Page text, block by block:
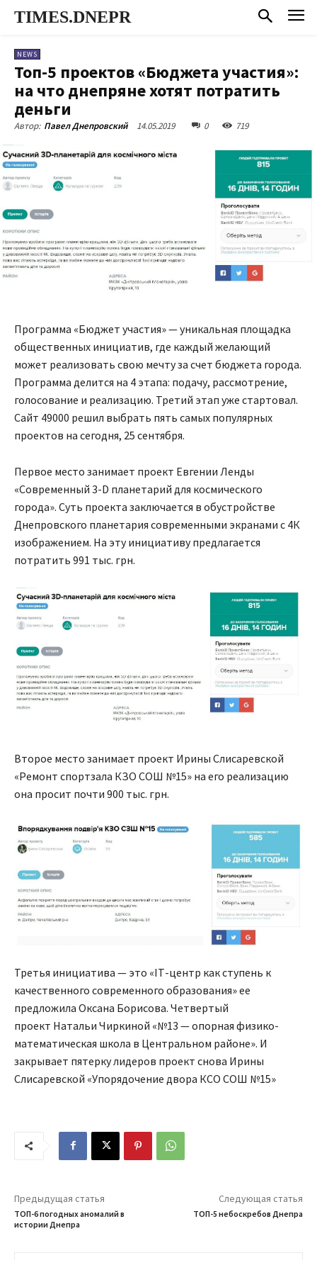
TIMES.DNEPR
NEWS
Топ-5 проектов «Бюджета участия»:
на что днепряне хотят потратить
деньги
Автор: Павел Днепровский 14.05.2019 0 719
Программа «Бюджет участия» — уникальная площадка
общественных инициатив, где каждый желающий
может реализовать свою мечту за счет бюджета города.
Программа делится на 4 этапа: подачу, рассмотрение,
голосование и реализацию. Третий этап уже стартовал.
Сайт 49000 решил выбрать пять самых популярных
проектов на сегодня, 25 сентября.
Первое место занимает проект Евгении Ленды
«Современный 3-D планетарий для космического
города». Суть проекта заключается в обустройстве
Днепровского планетария современными экранами с 4К
изображением. На эту инициативу предлагается
потратить 991 тыс. грн.
Второе место занимает проект Ирины Слисаревской
«Ремонт спортзала КЗО СОШ №15» на его реализацию
она просит почти 900 тыс. грн.
Третья инициатива — это «IТ-центр как ступень к
качественного современного образования» ее
предложила Оксана Борисова. Четвертый
проект Натальи Чиркиной «№13 — опорная физико-
математическая школа в Центральном районе». И
закрывает пятерку лидеров проект снова Ирины
Слисаревской «Упорядочение двора КСО СОШ №15»
Предыдущая статья
ТОП-6 погодных аномалий в
истории Днепра
Следующая статья
ТОП-5 небоскребов Днепра